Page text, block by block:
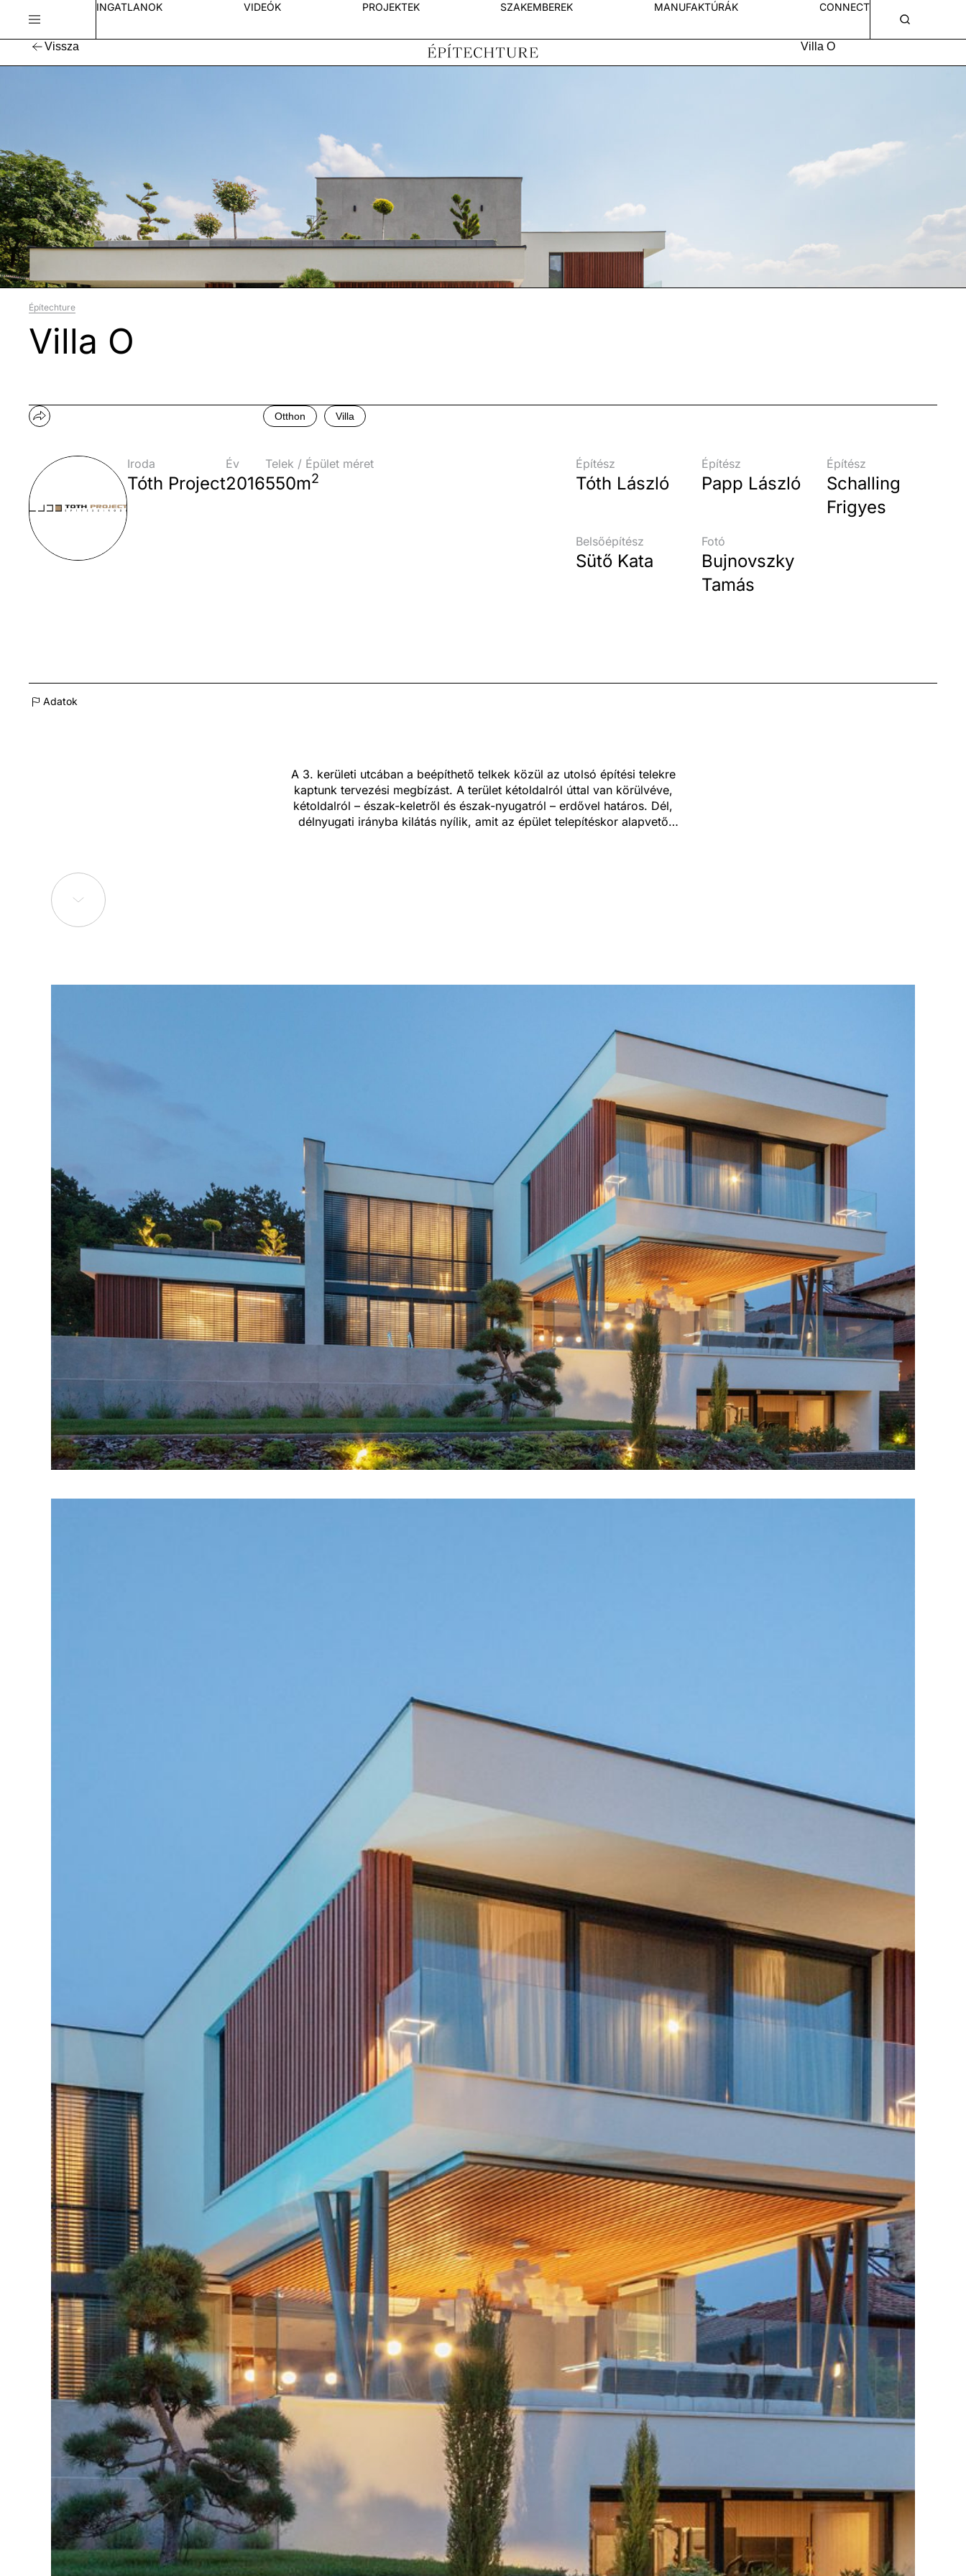
INGATLANOK VIDEÓK PROJEKTEK SZAKEMBEREK MANUFAKTÚRÁK CONNECT
Vissza Villa O
Építechture
Villa O
Otthon Villa
Iroda
Tóth Project
Év
2016
Telek / Épület méret
550m2
Építész
Tóth László
Építész
Papp László
Építész
Schalling
Frigyes
Belsőépítész
Sütő Kata
Fotó
Bujnovszky
Tamás
Adatok
A 3. kerületi utcában a beépíthető telkek közül az utolsó építési telekre
kaptunk tervezési megbízást. A terület kétoldalról úttal van körülvéve,
kétoldalról – észak-keletről és észak-nyugatról – erdővel határos. Dél,
délnyugati irányba kilátás nyílik, amit az épület telepítéskor alapvető
főhomlokzaton a nappali kétszintes üvegfala, amit egy kétszintes
pengefal zár le és választ el a bejárati résztől. Az emeleti szinthez